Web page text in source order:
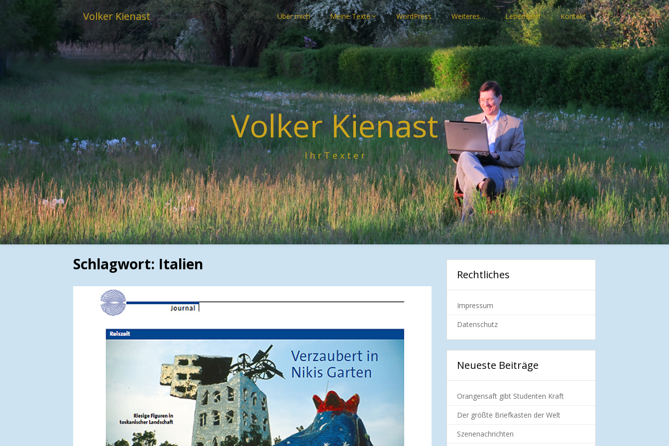
Volker Kienast Über mich Meine Texte WordPress Weiteres… Lebenslauf Kontakt
Volker Kienast
I h r T e x t e r
Schlagwort: Italien
Rechtliches
Impressum
Datenschutz
Neueste Beiträge
Orangensaft gibt Studenten Kraft
Der größte Briefkasten der Welt
Szenenachrichten